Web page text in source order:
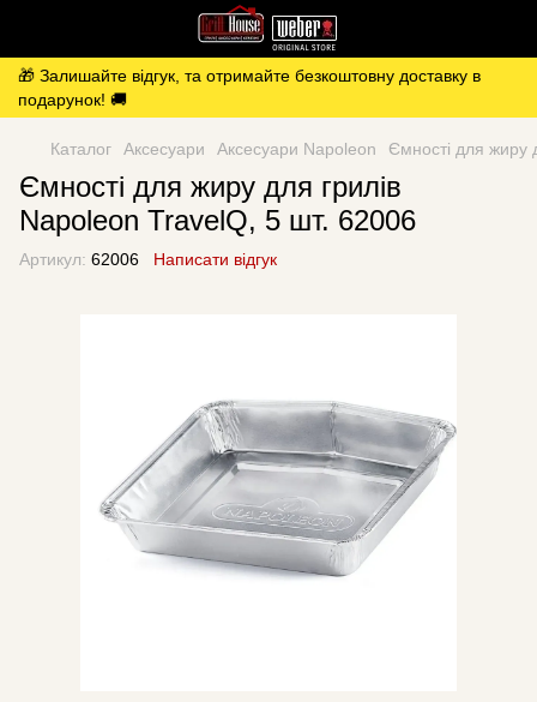
🎁 Залишайте відгук, та отримайте безкоштовну доставку в
подарунок! 🚚
Каталог Аксесуари Аксесуари Napoleon Ємності для жиру
Ємності для жиру для грилів
Napoleon TravelQ, 5 шт. 62006
Артикул: 62006 Написати відгук